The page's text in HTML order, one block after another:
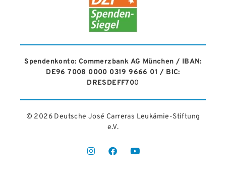
Spendenkonto: Commerzbank AG München / IBAN:
DE96 7008 0000 0319 9666 01 / BIC:
DRESDEFF700
© 2026 Deutsche José Carreras Leukämie-Stiftung
e.V.​